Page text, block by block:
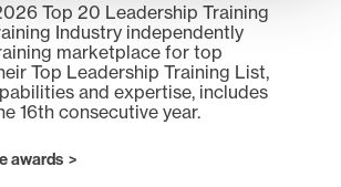
Top 20 Leadership Training
Industry independently
marketplace for top
Top Leadership Training List,
and expertise, includes
16th consecutive year.
awards(opens in a new tab)